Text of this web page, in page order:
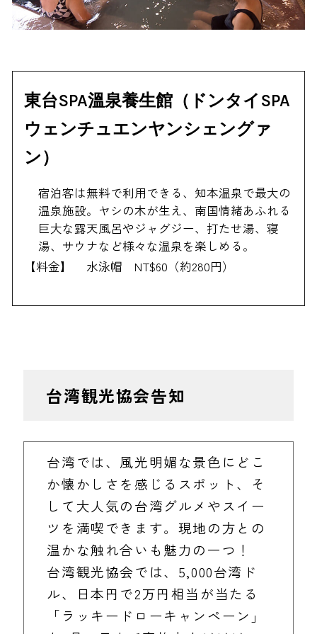
東台SPA溫泉養生館（ドンタイSPA
ウェンチュエンヤンシェングァ
ン）
宿泊客は無料で利用できる、知本温泉で最大の
温泉施設。ヤシの木が生え、南国情緒あふれる
巨大な露天風呂やジャグジー、打たせ湯、寝
湯、サウナなど様々な温泉を楽しめる。
【料金】
水泳帽 NT$60（約280円）
台湾観光協会告知
台湾では、風光明媚な景色にどこ
か懐かしさを感じるスポット、そ
して大人気の台湾グルメやスイー
ツを満喫できます。現地の方との
温かな触れ合いも魅力の一つ！
台湾観光協会では、5,000台湾ド
ル、日本円で2万円相当が当たる
「ラッキードローキャンペーン」